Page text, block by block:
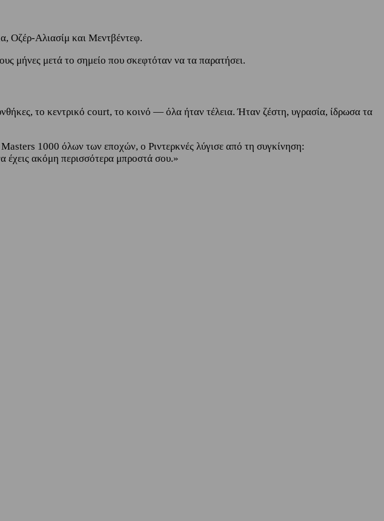
Οζέρ-Αλιασίμ και Μεντβέντεφ.
μήνες μετά το σημείο που σκεφτόταν να τα παρατήσει.
το κεντρικό court, το κοινό — όλα ήταν τέλεια. Ήταν ζέστη, υγρασία, ίδρωσα τα
1000 όλων των εποχών, ο Ριντερκνές λύγισε από τη συγκίνηση:
έχεις ακόμη περισσότερα μπροστά σου.»